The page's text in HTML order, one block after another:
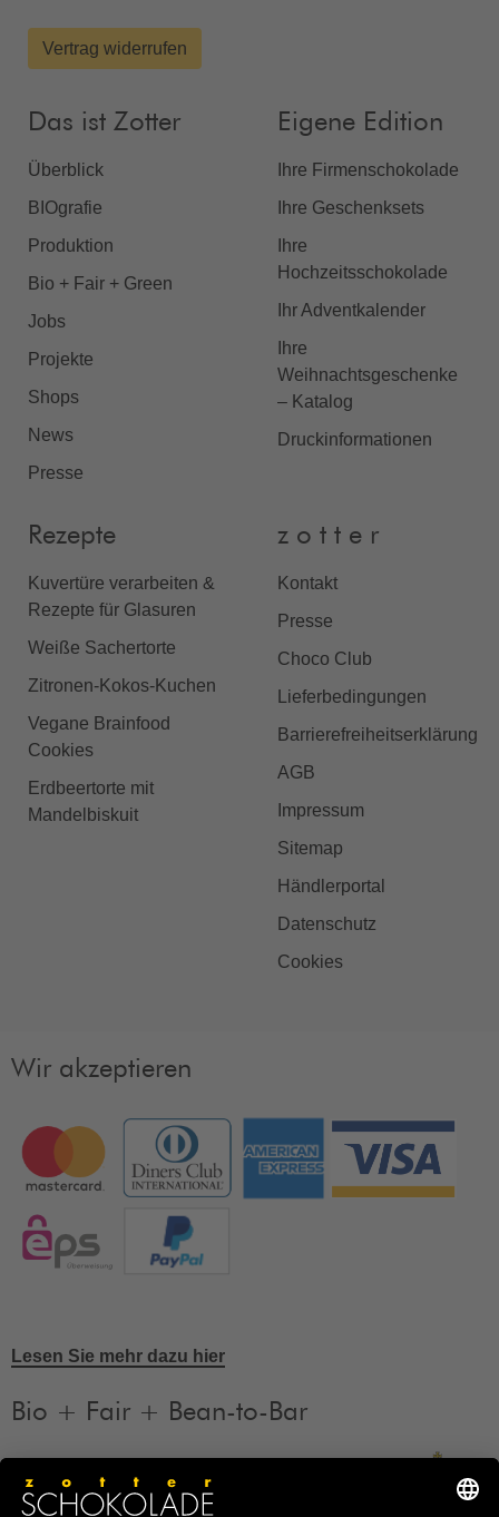
Vertrag widerrufen
Das ist Zotter
Überblick
BIOgrafie
Produktion
Bio + Fair + Green
Jobs
Projekte
Shops
News
Presse
Eigene Edition
Ihre Firmenschokolade
Ihre Geschenksets
Ihre
Hochzeitsschokolade
Ihr Adventkalender
Ihre
Weihnachtsgeschenke
– Katalog
Druckinformationen
Rezepte
Kuvertüre verarbeiten &
Rezepte für Glasuren
Weiße Sachertorte
Zitronen-Kokos-Kuchen
Vegane Brainfood
Cookies
Erdbeertorte mit
Mandelbiskuit
z o t t e r
Kontakt
Presse
Choco Club
Lieferbedingungen
Barrierefreiheitserklärung
AGB
Impressum
Sitemap
Händlerportal
Datenschutz
Cookies
Wir akzeptieren
Lesen Sie mehr dazu hier
Bio + Fair + Bean-to-Bar